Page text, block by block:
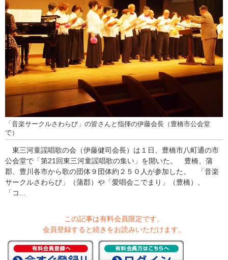
「音楽サークルさわらび」の皆さんと指揮の伊藤会長（豊橋市公会堂
で）
東三河童謡唱歌の会（伊藤健司会長）は１日、豊橋市八町通の市
公会堂で「第21回東三河童謡唱歌の集い」を開いた。 豊橋、蒲
郡、豊川各市から歌の団体９団体約２５０人が参加した。 「音楽
サークルさわらび」（蒲郡）や「愛唱会こでまり」（豊橋）、
「コ...
この記事は有料会員限定です。
会員登録すると続きをお読みいただけます。